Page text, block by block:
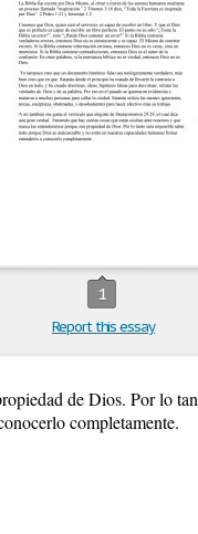
1
Report this essay
de Dios. Por lo
completamente.